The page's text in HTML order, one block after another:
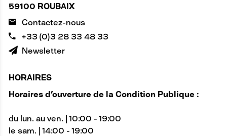
59100 ROUBAIX
Contactez-nous
+33 (0)3 28 33 48 33
Newsletter
HORAIRES
Horaires d'ouverture de la Condition Publique :
du lun. au ven. | 10:00 - 19:00
le sam. | 14:00 - 19:00